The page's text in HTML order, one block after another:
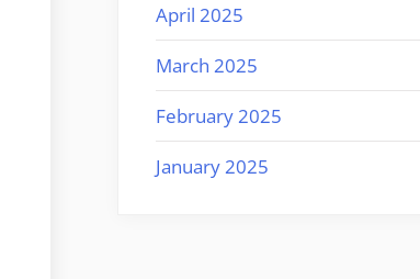
April 2025
March 2025
February 2025
January 2025